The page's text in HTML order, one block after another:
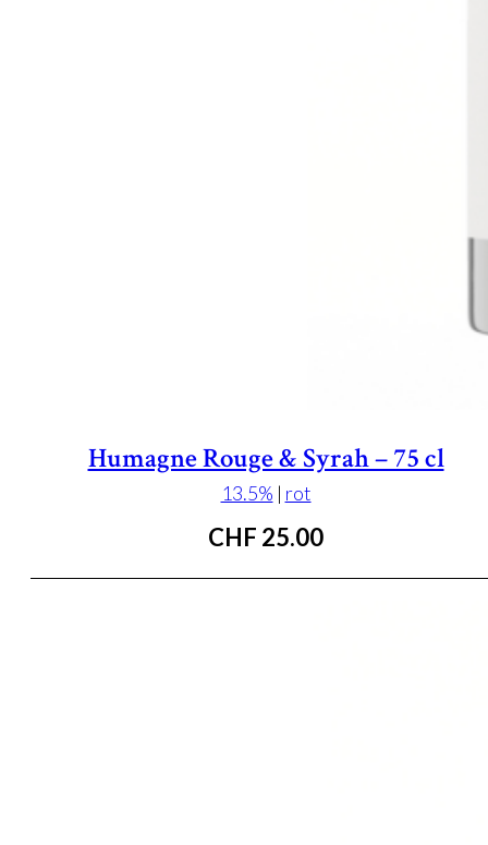
Humagne Rouge & Syrah – 75 cl
13.5% | rot
CHF 25.00